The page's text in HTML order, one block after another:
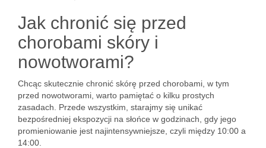
Jak chronić się przed
chorobami skóry i
nowotworami?
Chcąc skutecznie chronić skórę przed chorobami, w tym
przed nowotworami, warto pamiętać o kilku prostych
zasadach. Przede wszystkim, starajmy się unikać
bezpośredniej ekspozycji na słońce w godzinach, gdy jego
promieniowanie jest najintensywniejsze, czyli między 10:00 a
14:00.